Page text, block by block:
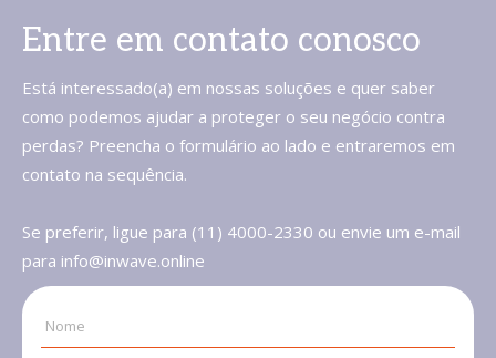
Entre em contato conosco
Está interessado(a) em nossas soluções e quer saber
como podemos ajudar a proteger o seu negócio contra
perdas? Preencha o formulário ao lado e entraremos em
contato na sequência.
Se preferir, ligue para (11) 4000-2330 ou envie um e-mail
para info@inwave.online
Nome